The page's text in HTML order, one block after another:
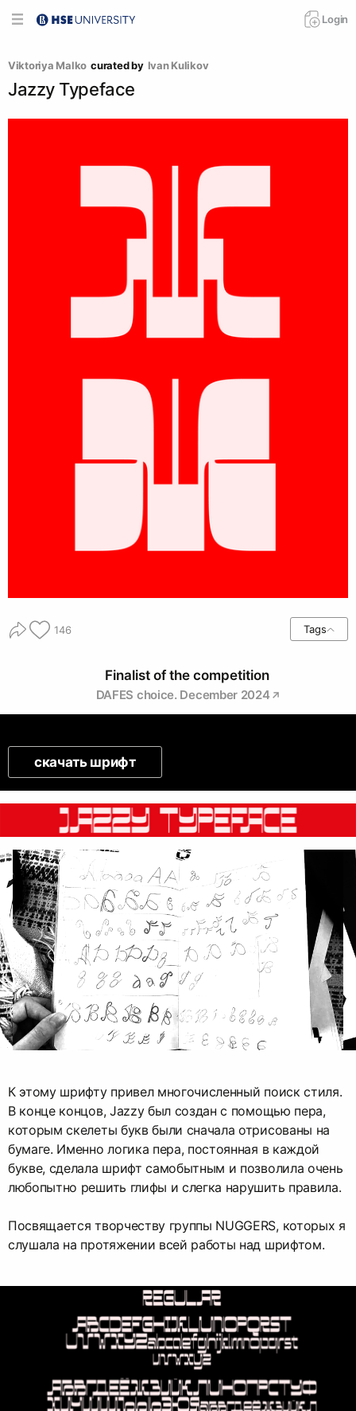
Login
Viktoriya Malko curated by Ivan Kulikov
Jazzy Typeface
146 Tags
Finalist of the competition
DAFES choice. December 2024
скачать шрифт
К этому шрифту привел многочисленный поиск стиля.
В конце концов, Jazzy был создан с помощью пера,
которым скелеты букв были сначала отрисованы на
бумаге. Именно логика пера, постоянная в каждой
букве, сделала шрифт самобытным и позволила очень
любопытно решить глифы и слегка нарушить правила.
Посвящается творчеству группы NUGGERS, которых я
слушала на протяжении всей работы над шрифтом.